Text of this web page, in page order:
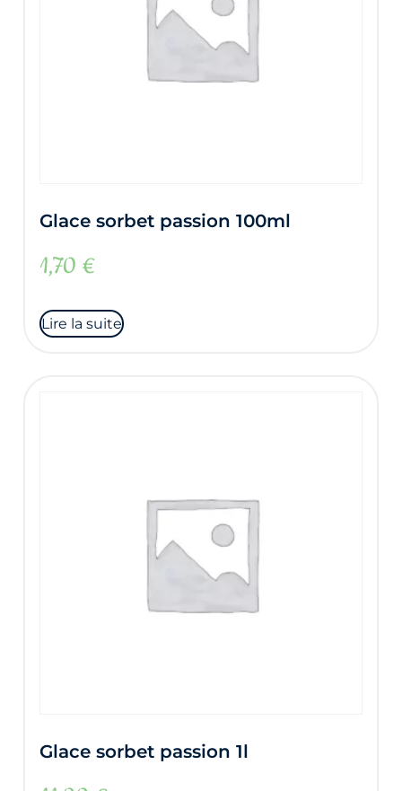
Glace sorbet passion 100ml
1,70 €
Lire la suite
Glace sorbet passion 1l